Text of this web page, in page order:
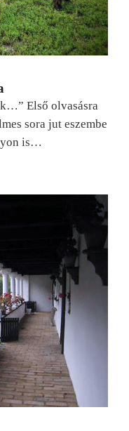
Első olvasásra
sora jut eszembe
is…